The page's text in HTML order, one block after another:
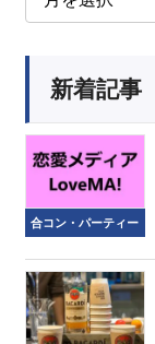
新着記事
合コン・パーティー